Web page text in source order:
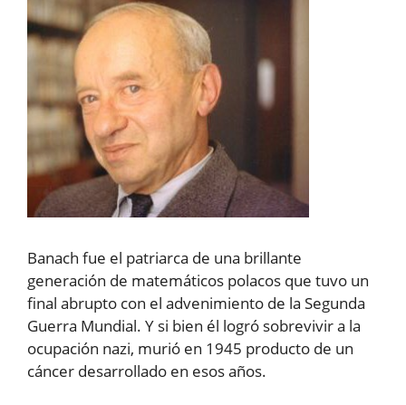
Banach fue el patriarca de una brillante
generación de matemáticos polacos que tuvo un
final abrupto con el advenimiento de la Segunda
Guerra Mundial. Y si bien él logró sobrevivir a la
ocupación nazi, murió en 1945 producto de un
cáncer desarrollado en esos años.